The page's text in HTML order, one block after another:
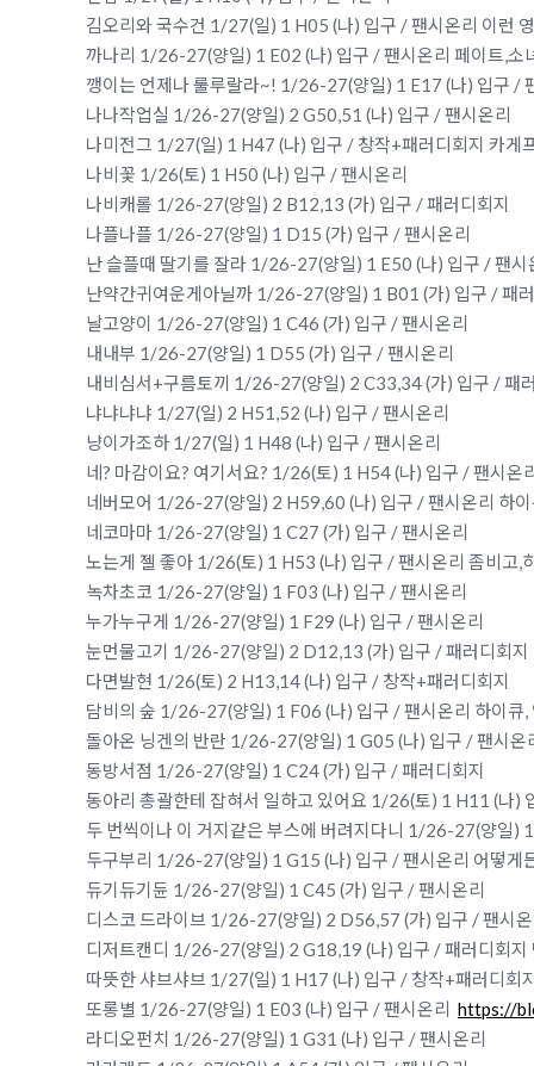
김오리와 국수건 1/27(일) 1 H05 (나) 입구 / 팬시온리 이런
까나리 1/26-27(양일) 1 E02 (나) 입구 / 팬시온리 페이트,소
깽이는 언제나 룰루랄라~! 1/26-27(양일) 1 E17 (나) 입구 /
나나작업실 1/26-27(양일) 2 G50,51 (나) 입구 / 팬시온리
나미전그 1/27(일) 1 H47 (나) 입구 / 창작+패러디회지 카게
나비꽃 1/26(토) 1 H50 (나) 입구 / 팬시온리
나비캐롤 1/26-27(양일) 2 B12,13 (가) 입구 / 패러디회지
나플나플 1/26-27(양일) 1 D15 (가) 입구 / 팬시온리
난 슬플때 딸기를 잘라 1/26-27(양일) 1 E50 (나) 입구 / 팬
난약간귀여운게아닐까 1/26-27(양일) 1 B01 (가) 입구 / 패
날고양이 1/26-27(양일) 1 C46 (가) 입구 / 팬시온리
내내부 1/26-27(양일) 1 D55 (가) 입구 / 팬시온리
내비심서+구름토끼 1/26-27(양일) 2 C33,34 (가) 입구 / 패
냐냐냐냐 1/27(일) 2 H51,52 (나) 입구 / 팬시온리
냥이가조하 1/27(일) 1 H48 (나) 입구 / 팬시온리
네? 마감이요? 여기서요? 1/26(토) 1 H54 (나) 입구 / 팬시온
네버모어 1/26-27(양일) 2 H59,60 (나) 입구 / 팬시온리 하
네코마마 1/26-27(양일) 1 C27 (가) 입구 / 팬시온리
노는게 젤 좋아 1/26(토) 1 H53 (나) 입구 / 팬시온리 좀비고,
녹차초코 1/26-27(양일) 1 F03 (나) 입구 / 팬시온리
누가누구게 1/26-27(양일) 1 F29 (나) 입구 / 팬시온리
눈먼물고기 1/26-27(양일) 2 D12,13 (가) 입구 / 패러디회
다면발현 1/26(토) 2 H13,14 (나) 입구 / 창작+패러디회지
담비의 숲 1/26-27(양일) 1 F06 (나) 입구 / 팬시온리 하이큐
돌아온 닝겐의 반란 1/26-27(양일) 1 G05 (나) 입구 / 팬시
동방서점 1/26-27(양일) 1 C24 (가) 입구 / 패러디회지
동아리 총괄한테 잡혀서 일하고 있어요 1/26(토) 1 H11 (나)
두 번씩이나 이 거지같은 부스에 버려지다니 1/26-27(양일)
두구부리 1/26-27(양일) 1 G15 (나) 입구 / 팬시온리 어떻게
듀기듀기듄 1/26-27(양일) 1 C45 (가) 입구 / 팬시온리
디스코 드라이브 1/26-27(양일) 2 D56,57 (가) 입구 / 팬시
디저트캔디 1/26-27(양일) 2 G18,19 (나) 입구 / 패러디회지
따뜻한 샤브샤브 1/27(일) 1 H17 (나) 입구 / 창작+패러디회
또롱별 1/26-27(양일) 1 E03 (나) 입구 / 팬시온리 https://
라디오펀치 1/26-27(양일) 1 G31 (나) 입구 / 팬시온리